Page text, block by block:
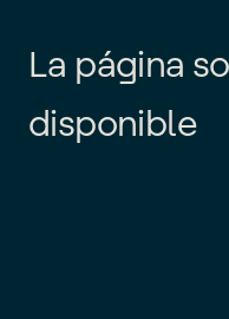
La página so
disponible